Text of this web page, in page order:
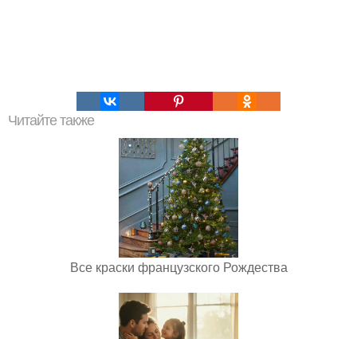
Читайте также
Все краски французского Рождества